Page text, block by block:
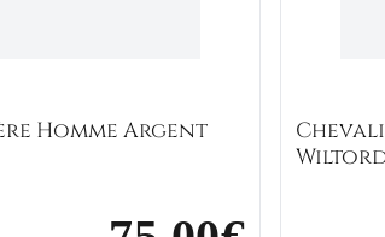
Homme Argent